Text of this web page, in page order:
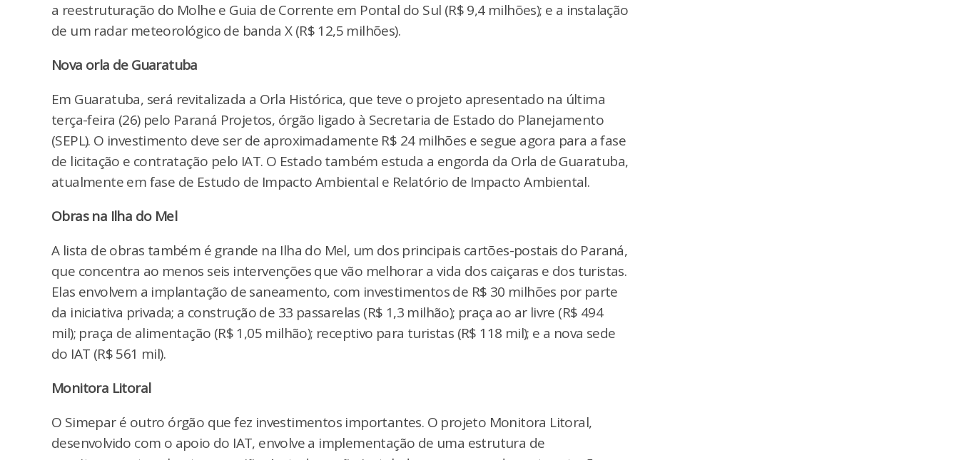
a reestruturação do Molhe e Guia de Corrente em Pontal do Sul (R$ 9,4 milhões); e a instalação
de um radar meteorológico de banda X (R$ 12,5 milhões).
Nova orla de Guaratuba
Em Guaratuba, será revitalizada a Orla Histórica, que teve o projeto apresentado na última
terça-feira (26) pelo Paraná Projetos, órgão ligado à Secretaria de Estado do Planejamento
(SEPL). O investimento deve ser de aproximadamente R$ 24 milhões e segue agora para a fase
de licitação e contratação pelo IAT. O Estado também estuda a engorda da Orla de Guaratuba,
atualmente em fase de Estudo de Impacto Ambiental e Relatório de Impacto Ambiental.
Obras na Ilha do Mel
A lista de obras também é grande na Ilha do Mel, um dos principais cartões-postais do Paraná,
que concentra ao menos seis intervenções que vão melhorar a vida dos caiçaras e dos turistas.
Elas envolvem a implantação de saneamento, com investimentos de R$ 30 milhões por parte
da iniciativa privada; a construção de 33 passarelas (R$ 1,3 milhão); praça ao ar livre (R$ 494
mil); praça de alimentação (R$ 1,05 milhão); receptivo para turistas (R$ 118 mil); e a nova sede
do IAT (R$ 561 mil).
Monitora Litoral
O Simepar é outro órgão que fez investimentos importantes. O projeto Monitora Litoral,
desenvolvido com o apoio do IAT, envolve a implementação de uma estrutura de